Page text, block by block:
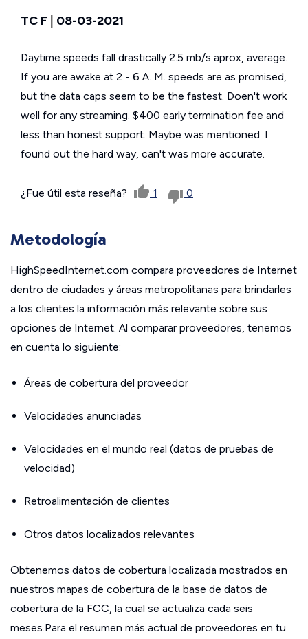
TC F 08-03-2021
Daytime speeds fall drastically 2.5 mb/s aprox, average.
If you are awake at 2 - 6 A. M. speeds are as promised,
but the data caps seem to be the fastest. Doen't work
well for any streaming. $400 early termination fee and
less than honest support. Maybe was mentioned. I
found out the hard way, can't was more accurate.
¿Fue útil esta reseña? 1 0
Metodología
HighSpeedInternet.com compara proveedores de Internet
dentro de ciudades y áreas metropolitanas para brindarles
a los clientes la información más relevante sobre sus
opciones de Internet. Al comparar proveedores, tenemos
en cuenta lo siguiente:
Áreas de cobertura del proveedor
Velocidades anunciadas
Velocidades en el mundo real (datos de pruebas de
velocidad)
Retroalimentación de clientes
Otros datos localizados relevantes
Obtenemos datos de cobertura localizada mostrados en
nuestros mapas de cobertura de la base de datos de
cobertura de la FCC, la cual se actualiza cada seis
meses.Para el resumen más actual de proveedores en tu